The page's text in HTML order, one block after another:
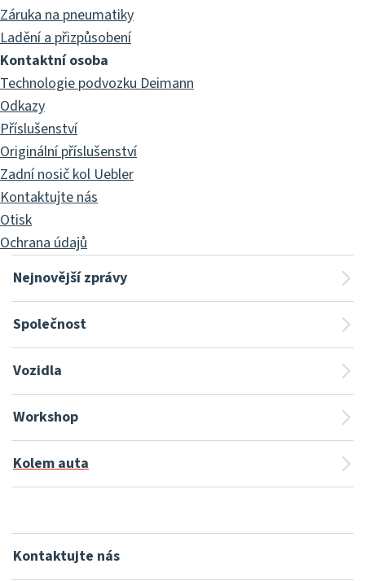
Záruka na pneumatiky
Ladění a přizpůsobení
Kontaktní osoba
Technologie podvozku Deimann
Odkazy
Příslušenství
Originální příslušenství
Zadní nosič kol Uebler
Kontaktujte nás
Otisk
Ochrana údajů
Nejnovější zprávy
Společnost
Vozidla
Workshop
Kolem auta
Kontaktujte nás